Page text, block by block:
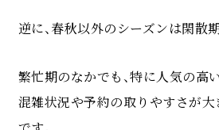
逆に、春秋以外のシーズンは閑散
繁忙期のなかでも、特に人気の高
混雑状況や予約の取りやすさが